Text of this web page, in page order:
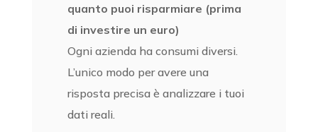
quanto puoi risparmiare (prima
di investire un euro)
Ogni azienda ha consumi diversi.
L’unico modo per avere una
risposta precisa è analizzare i tuoi
dati reali.